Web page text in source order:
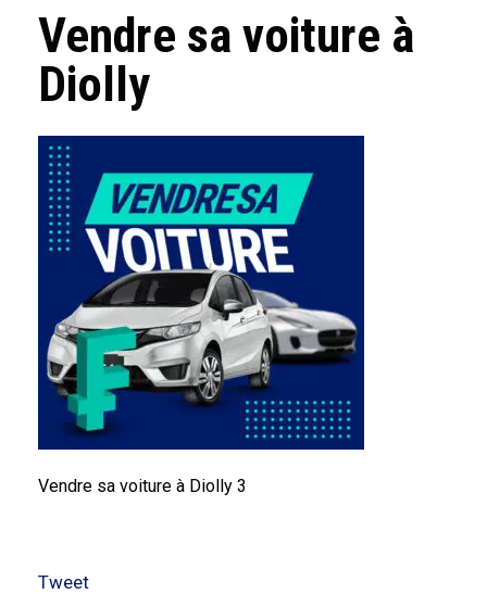
Vendre sa voiture à
Diolly
Vendre sa voiture à Diolly 3
Tweet